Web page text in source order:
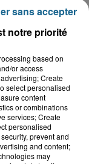
notre priorité
based on
or access
Create
select personalised
content
or combinations
services; Create
personalised
prevent and
and content;
may
sans accepter